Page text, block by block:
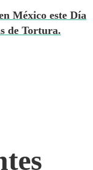
México este Día
de Tortura.